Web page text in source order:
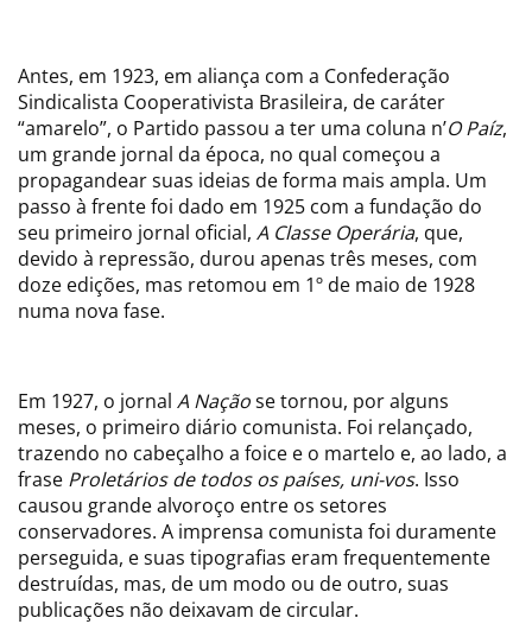
Antes, em 1923, em aliança com a Confederação
Sindicalista Cooperativista Brasileira, de caráter
“amarelo”, o Partido passou a ter uma coluna n’O Paíz,
um grande jornal da época, no qual começou a
propagandear suas ideias de forma mais ampla. Um
passo à frente foi dado em 1925 com a fundação do
seu primeiro jornal oficial, A Classe Operária, que,
devido à repressão, durou apenas três meses, com
doze edições, mas retomou em 1º de maio de 1928
numa nova fase.
Em 1927, o jornal A Naçãose tornou, por alguns
meses, o primeiro diário comunista. Foi relançado,
trazendo no cabeçalho a foice e o martelo e, ao lado, a
frase Proletários de todos os países, uni-vos. Isso
causou grande alvoroço entre os setores
conservadores. A imprensa comunista foi duramente
perseguida, e suas tipografias eram frequentemente
destruídas, mas, de um modo ou de outro, suas
publicações não deixavam de circular.